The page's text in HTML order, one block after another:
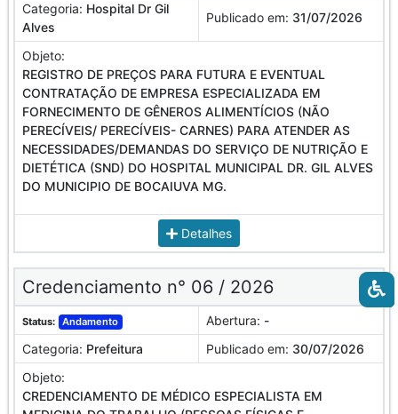
Categoria: Hospital Dr Gil
Alves
Publicado em: 31/07/2026
Objeto:
REGISTRO DE PREÇOS PARA FUTURA E EVENTUAL
CONTRATAÇÃO DE EMPRESA ESPECIALIZADA EM
FORNECIMENTO DE GÊNEROS ALIMENTÍCIOS (NÃO
PERECÍVEIS/ PERECÍVEIS- CARNES) PARA ATENDER AS
NECESSIDADES/DEMANDAS DO SERVIÇO DE NUTRIÇÃO E
DIETÉTICA (SND) DO HOSPITAL MUNICIPAL DR. GIL ALVES
DO MUNICIPIO DE BOCAIUVA MG.
Detalhes
Credenciamento n° 06 / 2026
Status: Andamento Abertura: -
Categoria: Prefeitura Publicado em: 30/07/2026
Objeto:
CREDENCIAMENTO DE MÉDICO ESPECIALISTA EM